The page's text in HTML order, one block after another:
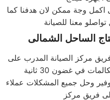
اكمل وجة ممكن لان هدفنا كما
معنا للصيانة
الساحل الشمالى
مركز الصيانة المدرب على
في غضون 30 ثانية
وحل جميع المشكلات عملاء
فريق مركز